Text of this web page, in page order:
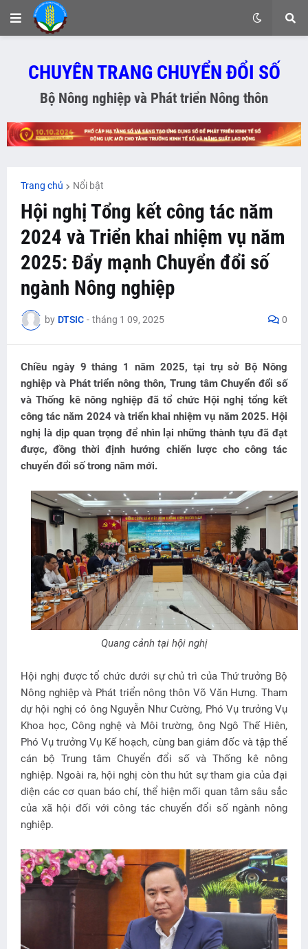
CHUYÊN TRANG CHUYỂN ĐỔI SỐ
Bộ Nông nghiệp và Phát triển Nông thôn
Trang chủ Nổi bật
Hội nghị Tổng kết công tác năm
2024 và Triển khai nhiệm vụ năm
2025: Đẩy mạnh Chuyển đổi số
ngành Nông nghiệp
by DTSIC - tháng 1 09, 2025 0
Chiều ngày 9 tháng 1 năm 2025, tại trụ sở Bộ Nông
nghiệp và Phát triển nông thôn, Trung tâm Chuyển đổi số
và Thống kê nông nghiệp đã tổ chức Hội nghị tổng kết
công tác năm 2024 và triển khai nhiệm vụ năm 2025. Hội
nghị là dịp quan trọng để nhìn lại những thành tựu đã đạt
được, đồng thời định hướng chiến lược cho công tác
chuyển đổi số trong năm mới.
Quang cảnh tại hội nghị
Hội nghị được tổ chức dưới sự chủ trì của Thứ trưởng Bộ
Nông nghiệp và Phát triển nông thôn Võ Văn Hưng. Tham
dự hội nghị có ông Nguyễn Như Cường, Phó Vụ trưởng Vụ
Khoa học, Công nghệ và Môi trường, ông Ngô Thế Hiên,
Phó Vụ trưởng Vụ Kế hoạch, cùng ban giám đốc và tập thể
cán bộ Trung tâm Chuyển đổi số và Thống kê nông
nghiệp. Ngoài ra, hội nghị còn thu hút sự tham gia của đại
diện các cơ quan báo chí, thể hiện mối quan tâm sâu sắc
của xã hội đối với công tác chuyển đổi số ngành nông
nghiệp.